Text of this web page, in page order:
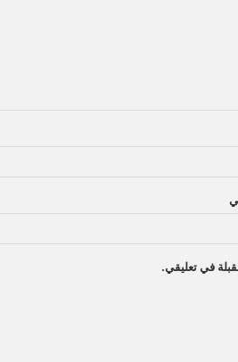
في تعليقي.